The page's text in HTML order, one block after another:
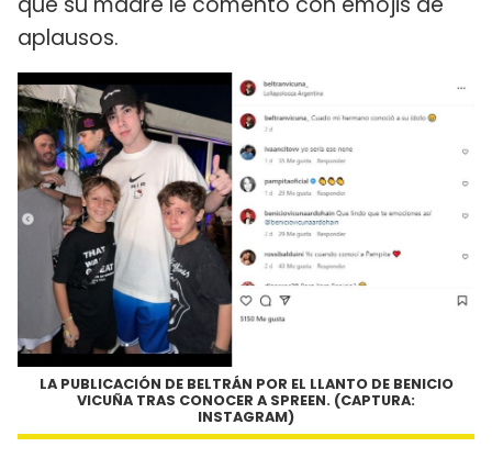
aplausos.
LA PUBLICACIÓN DE BELTRÁN POR EL LLANTO DE BENICIO
VICUÑA TRAS CONOCER A SPREEN. (CAPTURA:
INSTAGRAM)